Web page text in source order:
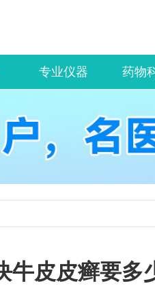
专业仪器 药物
牛皮皮癣要多